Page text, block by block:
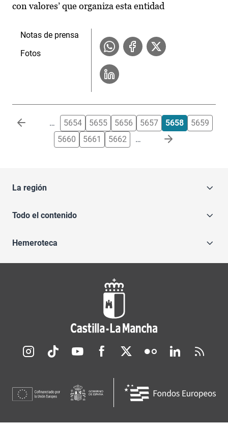
con valores’ que organiza esta entidad
Notas de prensa
Fotos
Paginación … 5654 5655 5656 5657 5658
5659
5660
5661 5662 …
La región
Todo el contenido
Hemeroteca
Redes sociales JCCM